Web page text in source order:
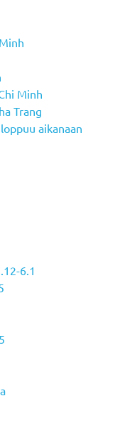
Minh
Trang
aikanaan
6.1